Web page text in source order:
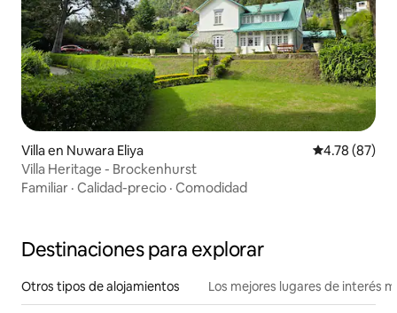
Villa en Nuwara Eliya Calificación
4.78 (87)
Villa Heritage - Brockenhurst
Familiar · Calidad-precio · Comodidad
Destinaciones para explorar
Otros tipos de alojamientos Los mejores lugares de interés